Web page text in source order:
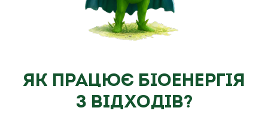
Як працює біоенергія
з відходів?